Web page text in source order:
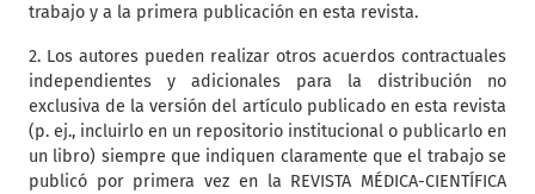
trabajo y a la primera publicación en esta revista.
2. Los autores pueden realizar otros acuerdos contractuales
independientes y adicionales para la distribución no
exclusiva de la versión del artículo publicado en esta revista
(p. ej., incluirlo en un repositorio institucional o publicarlo en
un libro) siempre que indiquen claramente que el trabajo se
publicó por primera vez en la REVISTA MÉDICA-CIENTÍFICA